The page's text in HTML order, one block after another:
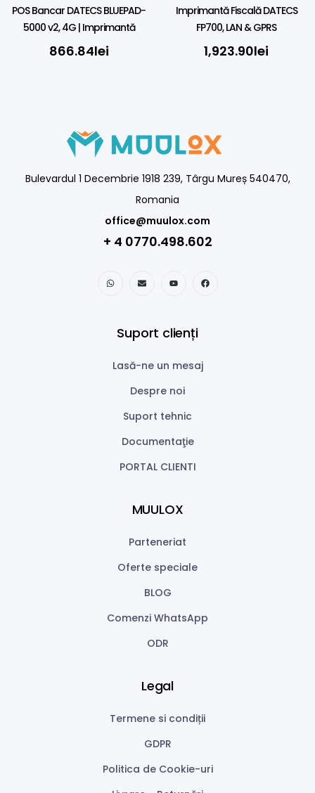
POS Bancar DATECS BLUEPAD-
5000 v2, 4G | Imprimantă
866.84lei
Imprimantă Fiscală DATECS
FP700, LAN & GPRS
1,923.90lei
Bulevardul 1 Decembrie 1918 239, Târgu Mureș 540470,
Romania
office@muulox.com
+ 4 0770.498.602
Suport clienți
Lasă-ne un mesaj
Despre noi
Suport tehnic
Documentaţie
PORTAL CLIENTI
MUULOX
Parteneriat
Oferte speciale
BLOG
Comenzi WhatsApp
ODR
Legal
Termene si condiții
GDPR
Politica de Cookie-uri